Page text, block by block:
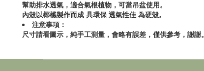
幫助排水透氣，適合氣根植物，可當吊盆使用。
內殼以椰櫼製作而成 具環保 透氣性佳 為硬殼。
注意事項：
尺寸請看圖示，純手工測量，會略有誤差，僅供參考，謝謝。